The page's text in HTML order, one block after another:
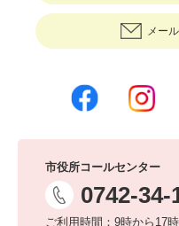
メー
市役所コールセンター
0742-34-
ご利用時間：9時から17